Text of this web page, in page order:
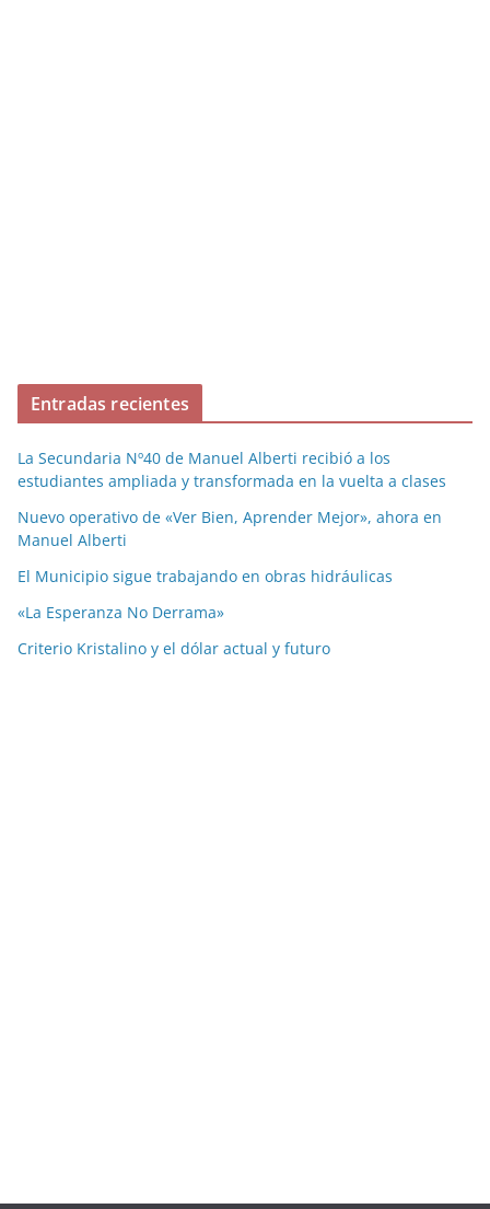
Entradas recientes
La Secundaria Nº40 de Manuel Alberti recibió a los
estudiantes ampliada y transformada en la vuelta a clases
Nuevo operativo de «Ver Bien, Aprender Mejor», ahora en
Manuel Alberti
El Municipio sigue trabajando en obras hidráulicas
«La Esperanza No Derrama»
Criterio Kristalino y el dólar actual y futuro